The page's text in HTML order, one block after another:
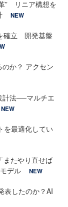
” リニア構想を
NEW
確立 開発基盤
か？ アクセン
計法──マルチエ
NEW
を最適化してい
またやり直せば
デル
NEW
表したのか？AI